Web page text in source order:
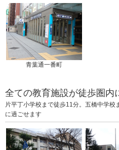
青葉通一番町
全ての教育施設が徒歩圏内
片平丁小学校まで徒歩11分。五橋中学
に過ごせます